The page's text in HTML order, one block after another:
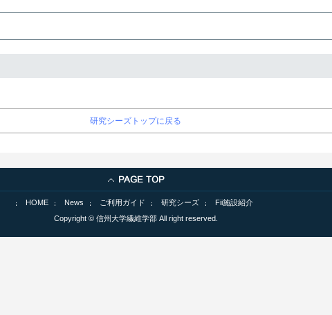
研究シーズトップに戻る
HOME News ご利用ガイド 研究シーズ
Fii施設紹介
Copyright © 信州大学繊維学部 All right reserved.